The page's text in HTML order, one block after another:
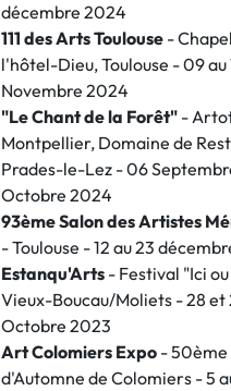
décembre 2024
111 des Arts Toulouse -
l'hôtel-Dieu, Toulouse - 09 au
Novembre 2024
"Le Chant de la Forêt" -
Montpellier, Domaine de
Prades-le-Lez - 06
Octobre 2024
93ème Salon des Artistes
- Toulouse - 12 au 23
Estanqu'Arts - Festival "Ici
Vieux-Boucau/Moliets - 28 et
Octobre 2023
Art Colomiers Expo - 50ème
d'Automne de Colomiers - 5